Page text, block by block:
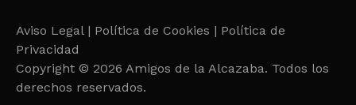
Aviso Legal | Política de Cookies | Política de
Privacidad
Copyright © 2026 Amigos de la Alcazaba. Todos los
derechos reservados.